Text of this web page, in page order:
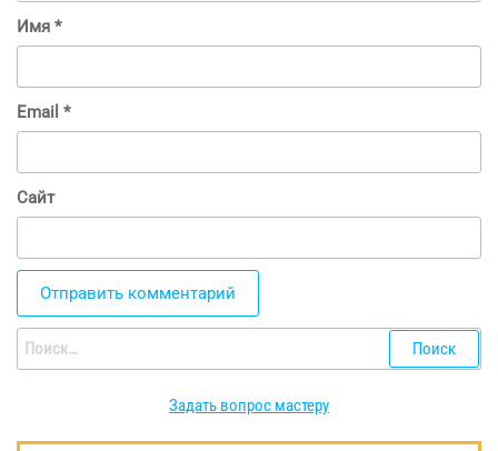
Имя *
Email *
Сайт
Найти:
Задать вопрос мастеру